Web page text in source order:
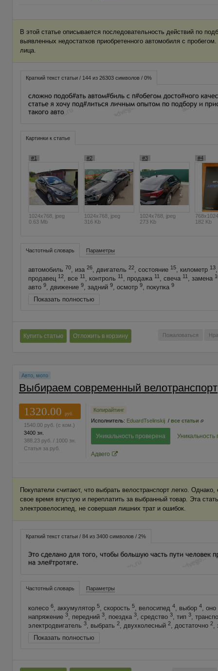
В этой статье описывается последовательность действий по
выявленных недостатков приобретенного автомобиля с пробегом.
лица.
Краткий текст статьи / 144 из 26303 символов / 0%
Картинки к статье
#1
1024x768, jpeg
0.63 Mb
#2
1024x768, jpeg
316 Kb
#3
1024x768, jpeg
273 Kb
#4
182 Kb
Частотный словарь Параметры
автомобиль 70, иза 26, двигатель 22, состояние 15, километр 13
продавец 12, все 11, контроль 11, продажа 11, свеча 11, замена
авто 9, движение 9, задний 9, осмотр 9, покупка 9
Показать полностью
Пожаловаться
Купить статью Отложить в корзину
Авто, мото
Выбираем современный велотранспорт
1320.00
руб.
1540.00 руб. (с ком.)
3400 зн.
388.23 руб. / 1000 зн.
Статья за руб.
Копирайтинг
Исполнитель: EduardTselinskij / все статьи
Уникальность проверена Уникальность
Адвего
Покупатели считают, что выбрать велостранспорт легко.
свое время впустую и переплатить за выбранный товар. Эта
электровелосипед, не совершая лишних трат и ошибок.
Краткий текст статьи / 84 из 3400 символов / 2%
Частотный словарь Параметры
колесо 6, аккумулятор 5, скорость 5, велосипед 4, выбор 4, оно
напряжение 3, передний 3, поездка 3, средство 3, тип 3,
электродвигатель 3, выбрать 2, двухколесный 2, достаточно 2,
Показать полностью